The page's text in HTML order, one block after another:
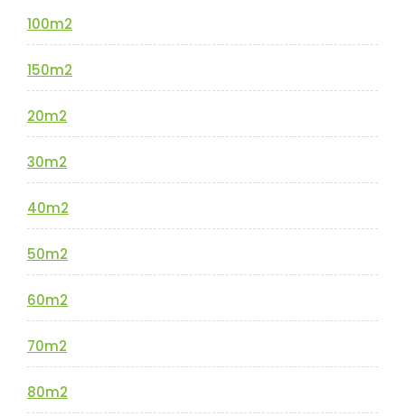
100m2
150m2
20m2
30m2
40m2
50m2
60m2
70m2
80m2